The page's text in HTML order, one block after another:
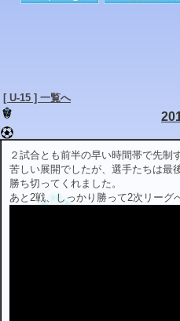
[ U-15 ] 一覧へ
２試合とも前半の早い時間帯で先制
苦しい展開でしたが、選手たちは最
勝ち切ってくれました。
あと2戦、しっかり勝って2次リーグ